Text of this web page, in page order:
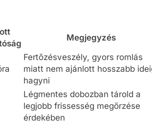
Megjegyzés
Fertőzésveszély, gyors romlás
miatt nem ajánlott hosszabb
hagyni
Légmentes dobozban tárold a
legjobb frissesség megőrzése
érdekében